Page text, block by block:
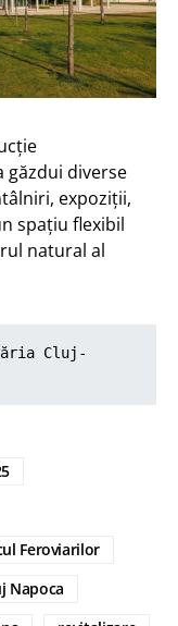
diverse
expoziții,
spațiu flexibil
natural al
Cluj-
Feroviarilor
Napoca